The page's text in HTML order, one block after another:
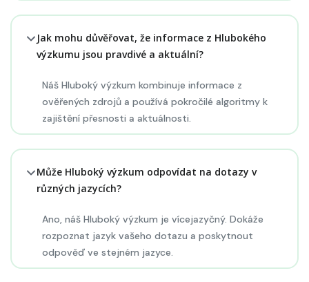
Jak mohu důvěřovat, že informace z Hlubokého
výzkumu jsou pravdivé a aktuální?
Náš Hluboký výzkum kombinuje informace z
ověřených zdrojů a používá pokročilé algoritmy k
zajištění přesnosti a aktuálnosti.
Může Hluboký výzkum odpovídat na dotazy v
různých jazycích?
Ano, náš Hluboký výzkum je vícejazyčný. Dokáže
rozpoznat jazyk vašeho dotazu a poskytnout
odpověď ve stejném jazyce.